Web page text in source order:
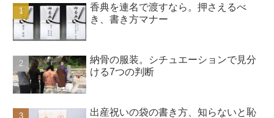
香典を連名で渡すなら。押さえるべ
き、書き方マナー
納骨の服装。シチュエーションで見分
ける7つの判断
出産祝いの袋の書き方、知らないと恥